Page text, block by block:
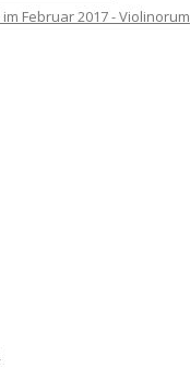
Februar 2017 - Violinorum